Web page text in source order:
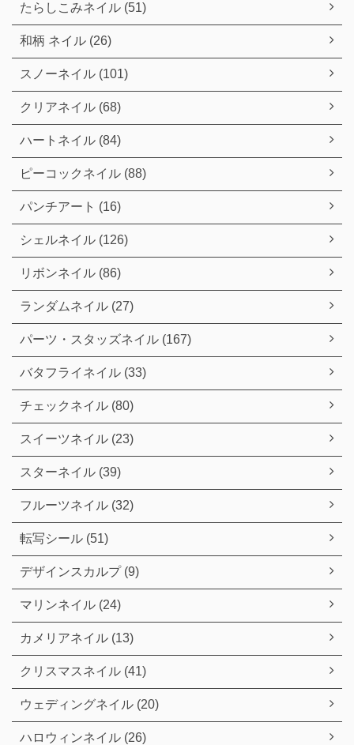
たらしこみネイル (51)
和柄 ネイル (26)
スノーネイル (101)
クリアネイル (68)
ハートネイル (84)
ピーコックネイル (88)
パンチアート (16)
シェルネイル (126)
リボンネイル (86)
ランダムネイル (27)
パーツ・スタッズネイル (167)
バタフライネイル (33)
チェックネイル (80)
スイーツネイル (23)
スターネイル (39)
フルーツネイル (32)
転写シール (51)
デザインスカルプ (9)
マリンネイル (24)
カメリアネイル (13)
クリスマスネイル (41)
ウェディングネイル (20)
ハロウィンネイル (26)